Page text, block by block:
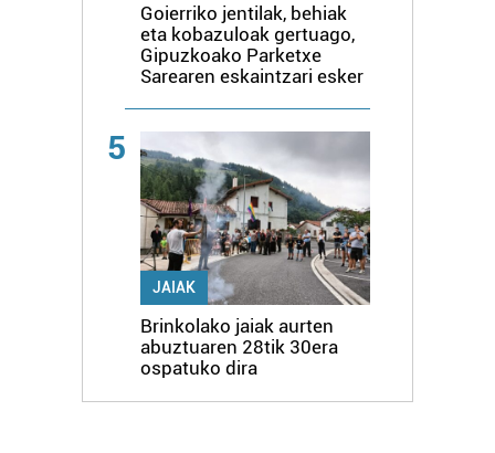
Goierriko jentilak, behiak
eta kobazuloak gertuago,
Gipuzkoako Parketxe
Sarearen eskaintzari esker
5
JAIAK
Brinkolako jaiak aurten
abuztuaren 28tik 30era
ospatuko dira